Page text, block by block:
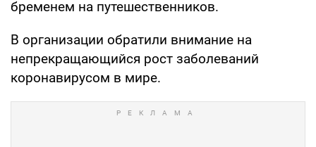
бременем на путешественников.
В организации обратили внимание на
непрекращающийся рост заболеваний
коронавирусом в мире.